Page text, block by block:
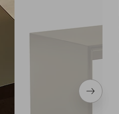
Volgend
item